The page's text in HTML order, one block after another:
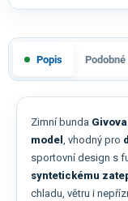
Popis Podobné
Zimní bunda
model , vhodný pro
sportovní design s
syntetickému
chladu, větru i